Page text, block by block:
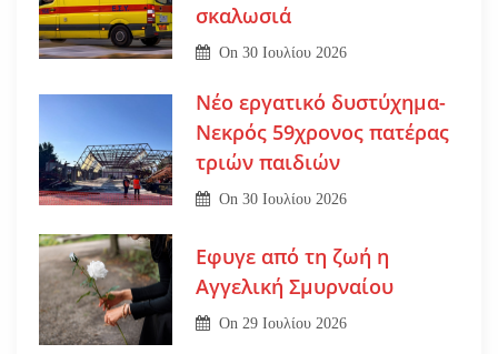
σκαλωσιά
On30 Ιουλίου 2026
Νέο εργατικό δυστύχημα-
Νεκρός 59χρονος πατέρας
τριών παιδιών
On30 Ιουλίου 2026
Εφυγε από τη ζωή η
Αγγελική Σμυρναίου
On29 Ιουλίου 2026